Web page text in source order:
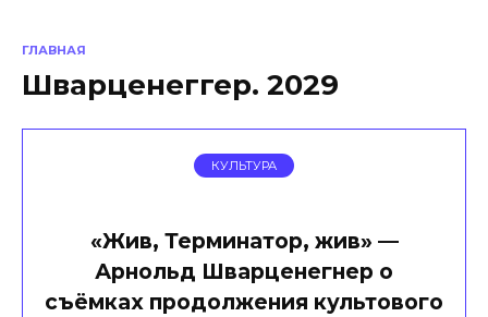
ГЛАВНАЯ
Шварценеггер. 2029
КУЛЬТУРА
«Жив, Терминатор, жив» —
Арнольд Шварценегнер о
съёмках продолжения культового